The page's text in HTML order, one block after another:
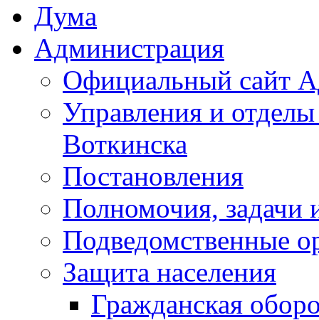
Дума
Администрация
Официальный сайт
Управления и
Воткинска
Постановления
Полномочия, задачи
Подведомственные
Защита населения
Гражданская